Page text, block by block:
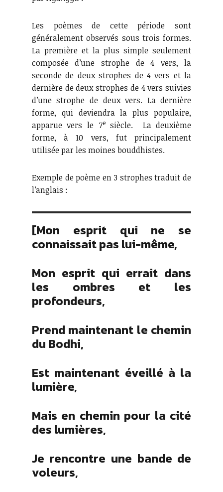
Les poèmes de cette période sont
généralement observés sous trois formes.
La première et la plus simple seulement
composée d’une strophe de 4 vers, la
seconde de deux strophes de 4 vers et la
dernière de deux strophes de 4 vers suivies
d’une strophe de deux vers. La dernière
forme, qui deviendra la plus populaire,
apparue vers le 7esiècle. La deuxième
forme, à 10 vers, fut principalement
utilisée par les moines bouddhistes.
Exemple de poème en 3 strophes traduit de
l’anglais :
[Mon esprit qui ne se
connaissait pas lui-même,
Mon esprit qui errait dans
les ombres et les
profondeurs,
Prend maintenant le chemin
du Bodhi,
Est maintenant éveillé à la
lumière,
Mais en chemin pour la cité
des lumières,
Je rencontre une bande de
voleurs,